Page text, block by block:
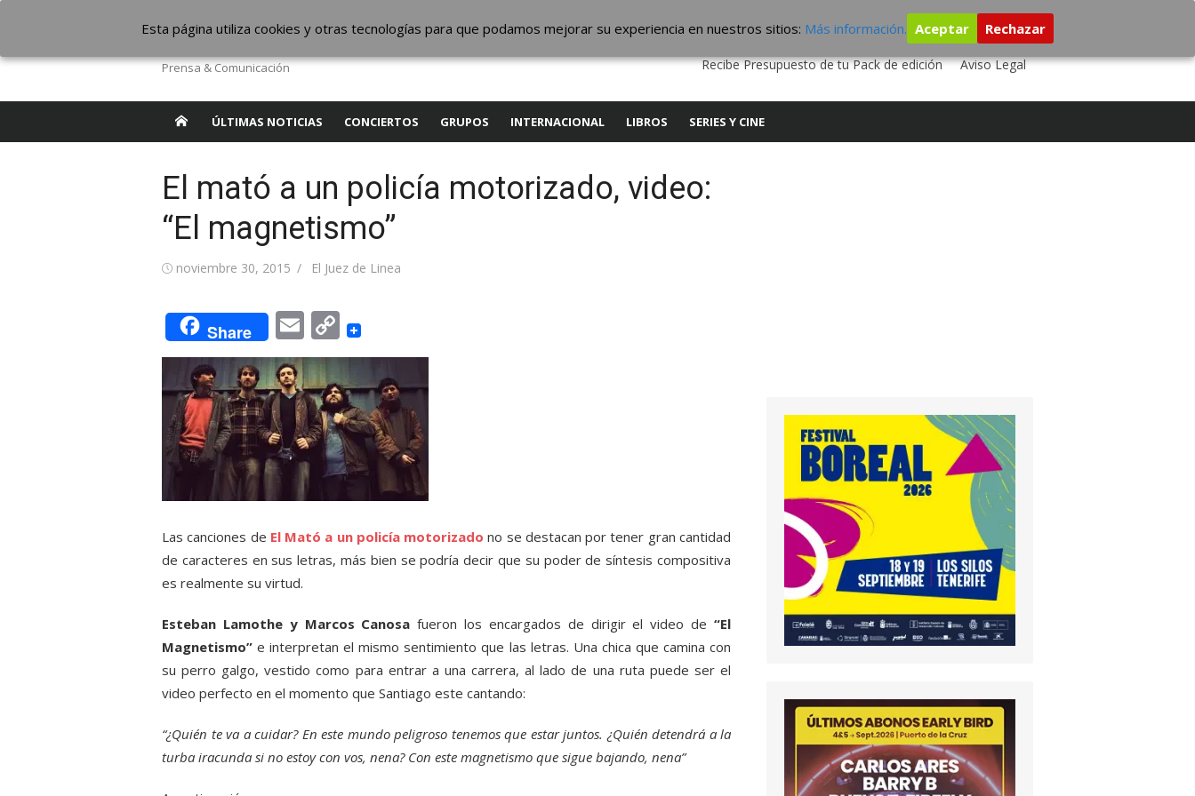
contenido
The Borderline Music
Prensa & Comunicación
QUIENES SOMOS CONTACTO SERVICIOS EDITA TU DISCO
ESTUDIO DE GRABACIÓN
Recibe Presupuesto de tu Pack de edición
Aviso Legal
ÚLTIMAS NOTICIAS CONCIERTOS GRUPOS INTERNACIONAL LIBROS SERIES Y CINE
El mató a un policía motorizado, video:
“El magnetismo”
Publicada
noviembre 30, 2015 Autor
El Juez de Linea
Share EmailCopy
Link
Las canciones de El Mató a un policía motorizado no se destacan por tener gran cantidad
de caracteres en sus letras, más bien se podría decir que su poder de síntesis compositiva
es realmente su virtud.
Esteban Lamothe y Marcos Canosa fueron los encargados de dirigir el video de“El
Magnetismo” e interpretan el mismo sentimiento que las letras. Una chica que camina con
su perro galgo, vestido como para entrar a una carrera, al lado de una ruta puede ser el
video perfecto en el momento que Santiago este cantando:
“¿Quién te va a cuidar? En este mundo peligroso tenemos que estar juntos. ¿Quién detendrá a la
turba iracunda si no estoy con vos, nena? Con este magnetismo que sigue bajando, nena”
Esta página utiliza cookies y otras tecnologías para que podamos mejorar su experiencia en nuestros sitios: Más información. Aceptar Rechazar